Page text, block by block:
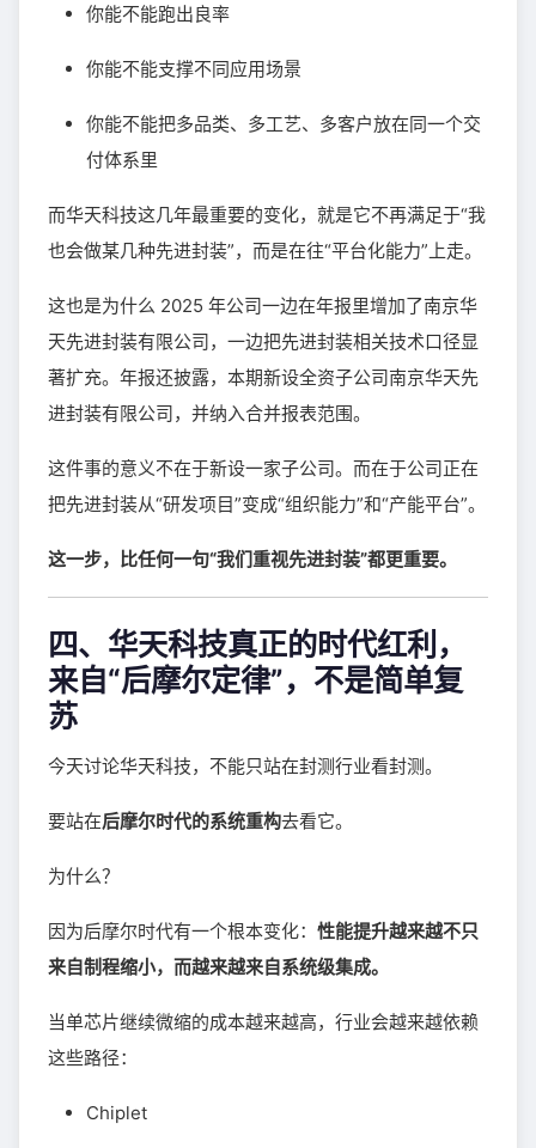
你能不能跑出良率
你能不能支撑不同应用场景
你能不能把多品类、多工艺、多客户放在同一个交
付体系里
而华天科技这几年最重要的变化，就是它不再满足于“我
也会做某几种先进封装”，而是在往“平台化能力”上走。
这也是为什么 2025 年公司一边在年报里增加了南京华
天先进封装有限公司，一边把先进封装相关技术口径显
著扩充。年报还披露，本期新设全资子公司南京华天先
进封装有限公司，并纳入合并报表范围。
这件事的意义不在于新设一家子公司。而在于公司正在
把先进封装从“研发项目”变成“组织能力”和“产能平台”。
这一步，比任何一句“我们重视先进封装”都更重要。
四、华天科技真正的时代红利，
来自“后摩尔定律”，不是简单复
苏
今天讨论华天科技，不能只站在封测行业看封测。
要站在后摩尔时代的系统重构去看它。
为什么？
因为后摩尔时代有一个根本变化： 性能提升越来越不只
来自制程缩小，而越来越来自系统级集成。
当单芯片继续微缩的成本越来越高，行业会越来越依赖
这些路径：
Chiplet